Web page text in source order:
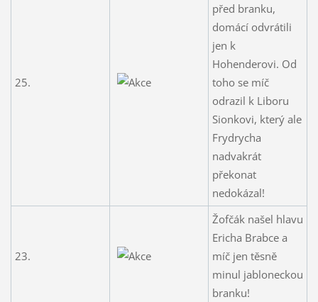
25.
před branku,
domácí odvrátili
jen k
Hohenderovi. Od
toho se míč
odrazil k Liboru
Sionkovi, který ale
Frydrycha
nadvakrát
překonat
nedokázal!
23.
Žofčák našel hlavu
Ericha Brabce a
míč jen těsně
minul jabloneckou
branku!